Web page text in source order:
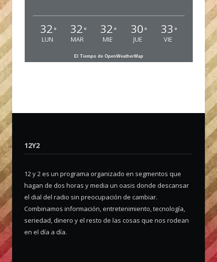
32 °
LUN
32 °
MAR
32 °
MIE
30 °
JUE
33 °
VIE
El Tiempo de OpenWeatherMap
12Y2
12 y 2 es un programa organizado en segmentos que
hagan de dos horas y media un oasis donde descansar
el dial del radio sin preocupación de cambiar.
Combinamos información, entretenimiento, tecnología,
seriedad, dinero y el resto de las cosas que nos rodean
en el día a día.